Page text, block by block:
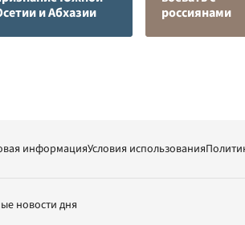
и Абхазии
россиянами
информацияУсловия использования
новости дня